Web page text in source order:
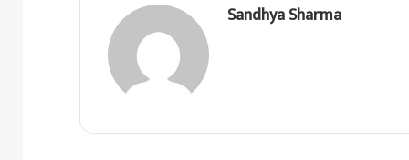
Sandhya Sharma